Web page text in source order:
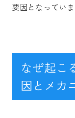
要因となっていま
なぜ起こ
因とメカ